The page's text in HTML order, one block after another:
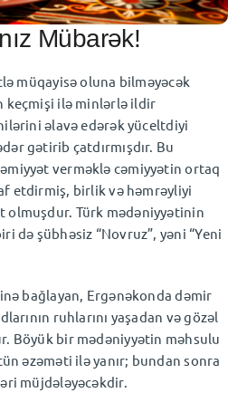
AZ ⌄
Mübarək!
müqayisə oluna bilməyəcək
keçmişi ilə minlərlə ildir
əlavə edərək yüceltdiyi
gətirib çatdırmışdır. Bu
verməklə cəmiyyətin ortaq
etdirmiş, birlik və həmrəyliyi
olmuşdur. Türk mədəniyyətinin
də şübhəsiz “Novruz”, yəni “Yeni
bağlayan, Ergənəkonda dəmir
ruhlarını yaşadan və gözəl
Böyük bir mədəniyyətin məhsulu
əzəməti ilə yanır; bundan sonra
müjdələyəcəkdir.